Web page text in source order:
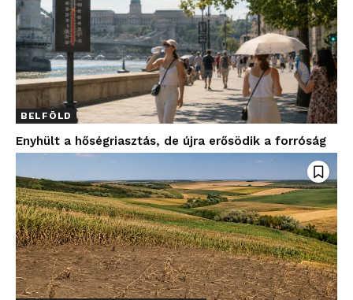
BELFÖLD
Enyhült a hőségriasztás, de újra erősödik a forróság